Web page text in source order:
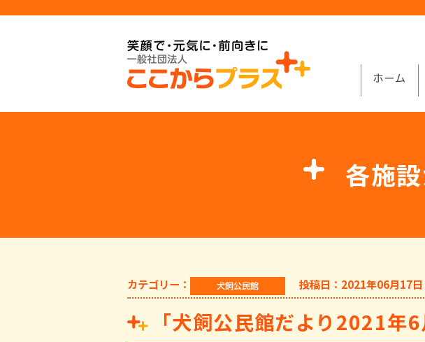
各施
カテゴリー： 投稿日：2021年06月17日
「犬飼公民館だより2021年